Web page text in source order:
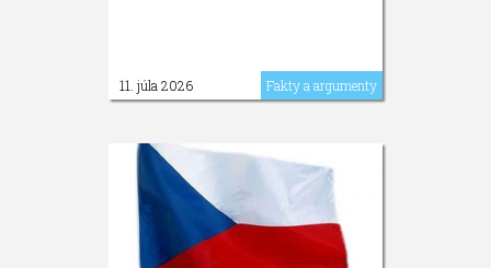
11. júla 2026 Fakty a argumenty